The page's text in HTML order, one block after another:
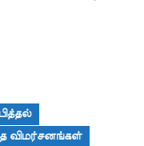
விமர்சனங்கள்